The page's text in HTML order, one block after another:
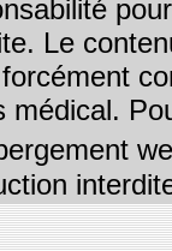
Le
médical.